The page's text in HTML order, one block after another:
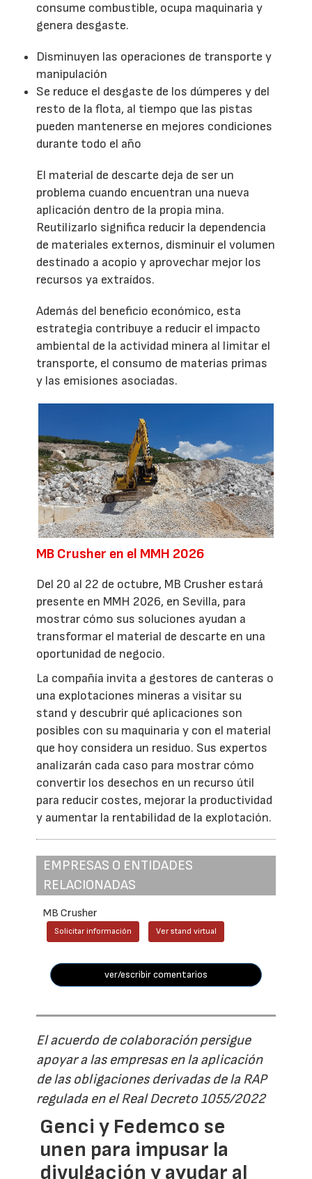
consume combustible, ocupa maquinaria y
genera desgaste.
Disminuyen las operaciones de transporte y
manipulación
Se reduce el desgaste de los dúmperes y del
resto de la flota, al tiempo que las pistas
pueden mantenerse en mejores condiciones
durante todo el año
El material de descarte deja de ser un
problema cuando encuentran una nueva
aplicación dentro de la propia mina.
Reutilizarlo significa reducir la dependencia
de materiales externos, disminuir el volumen
destinado a acopio y aprovechar mejor los
recursos ya extraídos.
Además del beneficio económico, esta
estrategia contribuye a reducir el impacto
ambiental de la actividad minera al limitar el
transporte, el consumo de materias primas
y las emisiones asociadas.
MB Crusher en el MMH 2026
Del 20 al 22 de octubre, MB Crusher estará
presente en MMH 2026, en Sevilla, para
mostrar cómo sus soluciones ayudan a
transformar el material de descarte en una
oportunidad de negocio.
La compañía invita a gestores de canteras o
una explotaciones mineras a visitar su
stand y descubrir qué aplicaciones son
posibles con su maquinaria y con el material
que hoy considera un residuo. Sus expertos
analizarán cada caso para mostrar cómo
convertir los desechos en un recurso útil
para reducir costes, mejorar la productividad
y aumentar la rentabilidad de la explotación.
EMPRESAS O ENTIDADES
RELACIONADAS
MB Crusher
Solicitar información Ver stand virtual
ver/escribir comentarios
El acuerdo de colaboración persigue
apoyar a las empresas en la aplicación
de las obligaciones derivadas de la RAP
regulada en el Real Decreto 1055/2022
Genci y Fedemco se
unen para impusar la
divulgación y ayudar al